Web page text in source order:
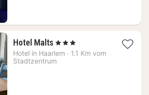
Hotel Malts1
Nacht
ab
, 3 Sterne
Hotel in Haarlem · 1.1 Km vom
Stadtzentrum